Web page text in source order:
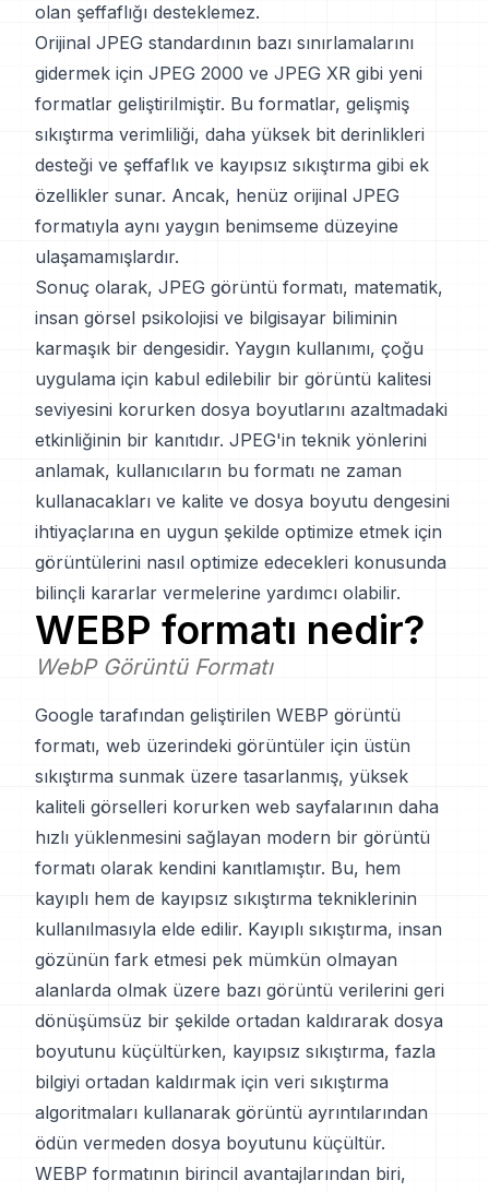
olan şeffaflığı desteklemez.
Orijinal JPEG standardının bazı sınırlamalarını
gidermek için JPEG 2000 ve JPEG XR gibi yeni
formatlar geliştirilmiştir. Bu formatlar, gelişmiş
sıkıştırma verimliliği, daha yüksek bit derinlikleri
desteği ve şeffaflık ve kayıpsız sıkıştırma gibi ek
özellikler sunar. Ancak, henüz orijinal JPEG
formatıyla aynı yaygın benimseme düzeyine
ulaşamamışlardır.
Sonuç olarak, JPEG görüntü formatı, matematik,
insan görsel psikolojisi ve bilgisayar biliminin
karmaşık bir dengesidir. Yaygın kullanımı, çoğu
uygulama için kabul edilebilir bir görüntü kalitesi
seviyesini korurken dosya boyutlarını azaltmadaki
etkinliğinin bir kanıtıdır. JPEG'in teknik yönlerini
anlamak, kullanıcıların bu formatı ne zaman
kullanacakları ve kalite ve dosya boyutu dengesini
ihtiyaçlarına en uygun şekilde optimize etmek için
görüntülerini nasıl optimize edecekleri konusunda
bilinçli kararlar vermelerine yardımcı olabilir.
WEBP formatı nedir?
WebP Görüntü Formatı
Google tarafından geliştirilen WEBP görüntü
formatı, web üzerindeki görüntüler için üstün
sıkıştırma sunmak üzere tasarlanmış, yüksek
kaliteli görselleri korurken web sayfalarının daha
hızlı yüklenmesini sağlayan modern bir görüntü
formatı olarak kendini kanıtlamıştır. Bu, hem
kayıplı hem de kayıpsız sıkıştırma tekniklerinin
kullanılmasıyla elde edilir. Kayıplı sıkıştırma, insan
gözünün fark etmesi pek mümkün olmayan
alanlarda olmak üzere bazı görüntü verilerini geri
dönüşümsüz bir şekilde ortadan kaldırarak dosya
boyutunu küçültürken, kayıpsız sıkıştırma, fazla
bilgiyi ortadan kaldırmak için veri sıkıştırma
algoritmaları kullanarak görüntü ayrıntılarından
ödün vermeden dosya boyutunu küçültür.
WEBP formatının birincil avantajlarından biri,